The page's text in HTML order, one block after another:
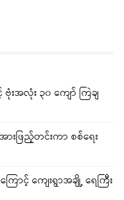
အလုံး ၃၀ ကျော် ကြဲချ
းဖြည့်တင်းကာ စစ်ရေး
ာင့် ကျေးရွာအချို့ ရေကြီး